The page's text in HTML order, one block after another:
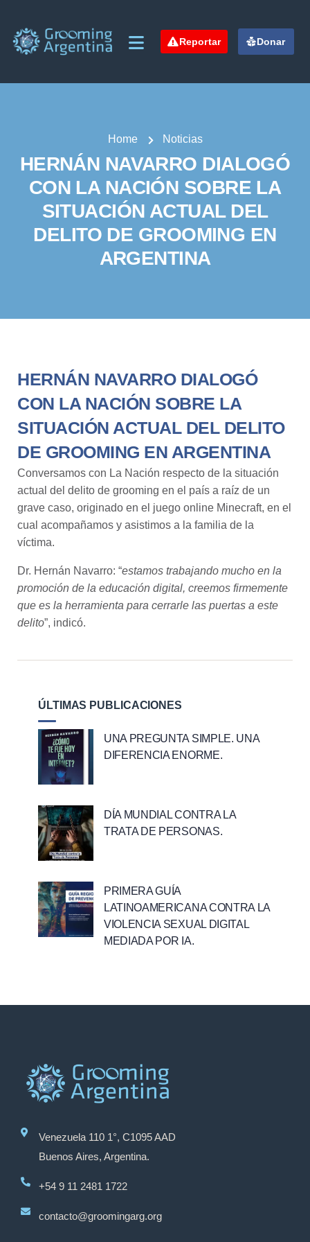
Reportar Donar
Home Noticias
HERNÁN NAVARRO DIALOGÓ
CON LA NACIÓN SOBRE LA
SITUACIÓN ACTUAL DEL
DELITO DE GROOMING EN
ARGENTINA
HERNÁN NAVARRO DIALOGÓ
CON LA NACIÓN SOBRE LA
SITUACIÓN ACTUAL DEL DELITO
DE GROOMING EN ARGENTINA
Conversamos con La Nación respecto de la situación
actual del delito de grooming en el país a raíz de un
grave caso, originado en el juego online Minecraft, en el
cual acompañamos y asistimos a la familia de la
víctima.
Dr. Hernán Navarro: “estamos trabajando mucho en la
promoción de la educación digital, creemos firmemente
que es la herramienta para cerrarle las puertas a este
delito”, indicó.
ÚLTIMAS PUBLICACIONES
UNA PREGUNTA SIMPLE. UNA
DIFERENCIA ENORME.
DÍA MUNDIAL CONTRA LA
TRATA DE PERSONAS.
PRIMERA GUÍA
LATINOAMERICANA CONTRA LA
VIOLENCIA SEXUAL DIGITAL
MEDIADA POR IA.
Venezuela 110 1°, C1095 AAD
Buenos Aires, Argentina.
+54 9 11 2481 1722
contacto@groomingarg.org